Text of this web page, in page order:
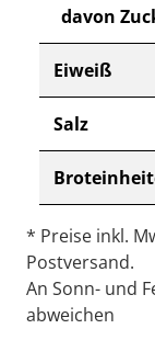
davon
Eiweiß
Salz
* Preise inkl.
Postversand.
An Sonn- und
abweichen